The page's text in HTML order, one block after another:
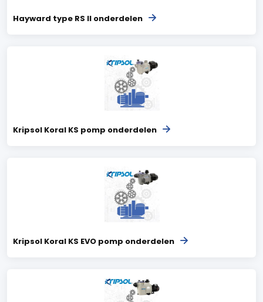
Hayward type RS II onderdelen
Kripsol Koral KS pomp onderdelen
Kripsol Koral KS EVO pomp onderdelen